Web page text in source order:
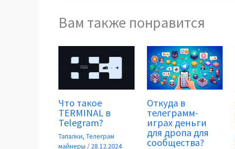
Вам также понравится
Что такое
TERMINAL в
Telegram?
Тапалки, Телеграм
майнеры / 28.12.2024
Откуда в
телеграмм-
играх деньги
для дропа для
сообщества?